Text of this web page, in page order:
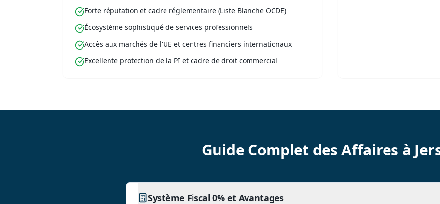
Forte réputation et cadre réglementaire (Liste Blanche OCDE)
Écosystème sophistiqué de services professionnels
Accès aux marchés de l'UE et centres financiers internationaux
Excellente protection de la PI et cadre de droit commercial
Guide Complet des Affaires à
Système Fiscal 0% et Avantages